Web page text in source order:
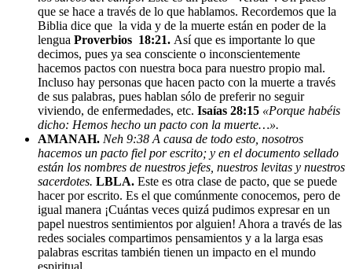
que se hace a través de lo que hablamos. Recordemos que la
Biblia dice que la vida y de la muerte están en poder de la
lengua Proverbios 18:21. Así que es importante lo que
decimos, pues ya sea consciente o inconscientemente
hacemos pactos con nuestra boca para nuestro propio mal.
Incluso hay personas que hacen pacto con la muerte a través
de sus palabras, pues hablan sólo de preferir no seguir
viviendo, de enfermedades, etc. Isaías 28:15 «Porque habéis
dicho: Hemos hecho un pacto con la muerte…».
AMANAH. Neh 9:38 A causa de todo esto, nosotros
hacemos un pacto fiel por escrito; y en el documento sellado
están los nombres de nuestros jefes, nuestros levitas y nuestros
sacerdotes. LBLA. Este es otra clase de pacto, que se puede
hacer por escrito. Es el que comúnmente conocemos, pero de
igual manera ¡Cuántas veces quizá pudimos expresar en un
papel nuestros sentimientos por alguien! Ahora a través de las
redes sociales compartimos pensamientos y a la larga esas
palabras escritas también tienen un impacto en el mundo
espiritual.